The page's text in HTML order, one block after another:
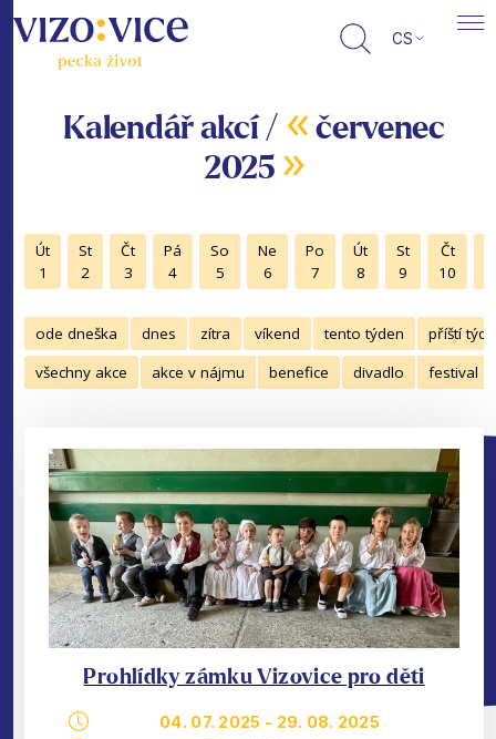
CS
Kalendář akcí / « červenec
2025 »
Út
1
St
2
Čt
3
Pá
4
So
5
Ne
6
Po
7
Út
8
St
9
Čt
10
ode dneška dnes zítra víkend tento týden
příští
všechny akce
akce v nájmu benefice divadlo festival
Prohlídky zámku Vizovice pro děti
04. 07. 2025 - 29. 08. 2025